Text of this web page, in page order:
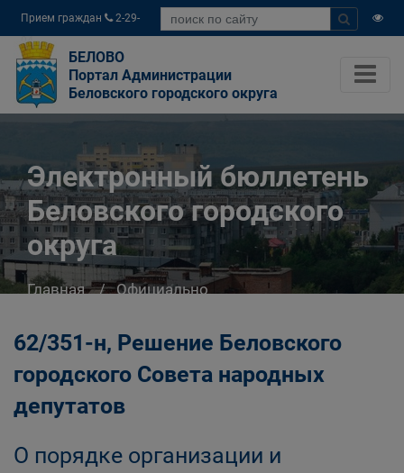
Прием граждан
2-29-
04
БЕЛОВО
Портал Администрации
Беловского городского округа
Электронный бюллетень
Беловского городского
округа
Главная
Официально
городского округа
62/351-н, Решение Беловского
городского Совета народных
депутатов
О порядке организации и